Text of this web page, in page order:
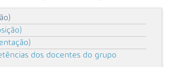
dos docentes do grupo